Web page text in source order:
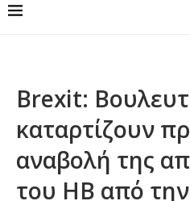
Brexit:
καταρτίζουν
αναβολή της
του ΗΒ από